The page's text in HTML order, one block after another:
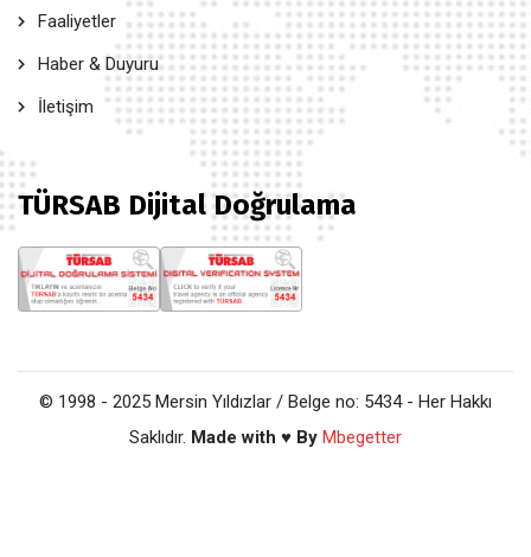
Faaliyetler
Haber & Duyuru
İletişim
TÜRSAB Dijital Doğrulama
© 1998 - 2025 Mersin Yıldızlar / Belge no: 5434 - Her Hakkı
Saklıdır. Made with ♥ By Mbegetter